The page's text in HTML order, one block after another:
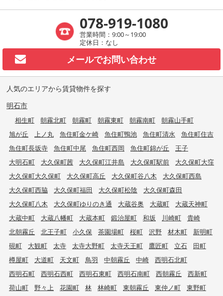
078-919-1080
営業時間：9:00～19:00
定休日：なし
メールでお問い合わせ
人気のエリアから賃貸物件を探す
明石市
相生町 朝霧北町 朝霧町 朝霧東町 朝霧南町
朝霧山手町
旭が丘
上ノ丸 魚住町金ケ崎 魚住町鴨池 魚住町清水
魚住町住吉
魚住町長坂寺
魚住町中尾 魚住町西岡 魚住町錦が丘
王子
大明石町
大久保町茜 大久保町江井島 大久保町駅前
大久保町大窪
大久保町大久保町
大久保町高丘 大久保町谷八木
大久保町西島
大久保町西脇
大久保町福田 大久保町松陰
大久保町森田
大久保町八木
大久保町ゆりのき通 大蔵谷奥 大蔵町
大蔵天神町
大蔵中町
大蔵八幡町 大蔵本町 鍛治屋町 和坂 川崎町
貴崎
北朝霧丘
北王子町 小久保 茶園場町 桜町 沢野 材木町
新明町
硯町
大観町 太寺 太寺大野町 太寺天王町 鷹匠町 立石
田町
樽屋町
大道町 天文町 鳥羽 中朝霧丘 中崎
西明石北町
西明石町
西明石西町 西明石東町 西明石南町 西朝霧丘
西新町
荷山町
野々上 花園町 林 林崎町 東朝霧丘 東仲ノ町
東野町